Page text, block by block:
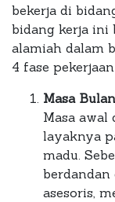
bekerja di
bidang kerja ini
alamiah dalam
4 fase
Masa
Masa awal
layaknya
madu.
berdandan
asesoris,